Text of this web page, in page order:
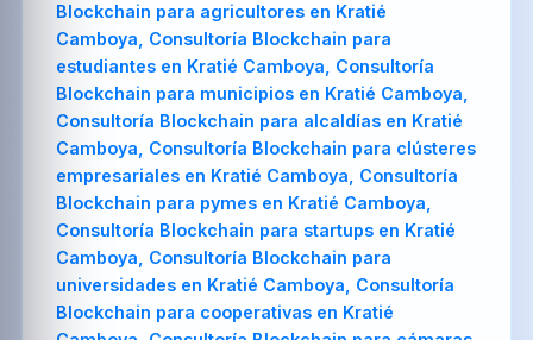
Blockchain para agricultores en Kratié
Camboya, Consultoría Blockchain para
estudiantes en Kratié Camboya, Consultoría
Blockchain para municipios en Kratié Camboya,
Consultoría Blockchain para alcaldías en Kratié
Camboya, Consultoría Blockchain para clústeres
empresariales en Kratié Camboya, Consultoría
Blockchain para pymes en Kratié Camboya,
Consultoría Blockchain para startups en Kratié
Camboya, Consultoría Blockchain para
universidades en Kratié Camboya, Consultoría
Blockchain para cooperativas en Kratié